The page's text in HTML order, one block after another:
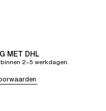
MET DHL
2–5 werkdagen.